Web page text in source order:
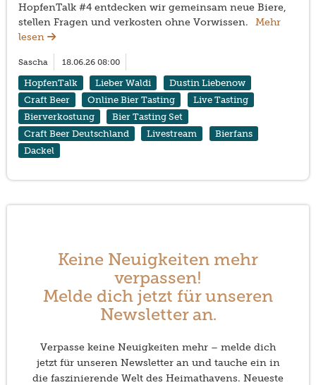
HopfenTalk #4 entdecken wir gemeinsam neue Biere,
stellen Fragen und verkosten ohne Vorwissen.
Mehr
lesen
Sascha 18.06.26 08:00
HopfenTalk Lieber Waldi
Dustin Liebenow
Craft Beer
Online Bier Tasting
Live Tasting
Bierverkostung
Bier Tasting Set
Craft Beer Deutschland
Livestream
Bierfans
Dackel
Keine Neuigkeiten mehr
verpassen!
Melde dich jetzt für unseren
Newsletter an.
Verpasse keine Neuigkeiten mehr – melde dich
jetzt für unseren Newsletter an und tauche ein in
die faszinierende Welt des Heimathavens. Neueste